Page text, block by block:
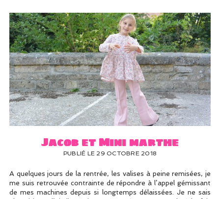
Jacob et Mini marthe
PUBLIÉ LE 29 OCTOBRE 2018
A quelques jours de la rentrée, les valises à peine remisées, je
me suis retrouvée contrainte de répondre à l’appel gémissant
de mes machines depuis si longtemps délaissées. Je ne sais